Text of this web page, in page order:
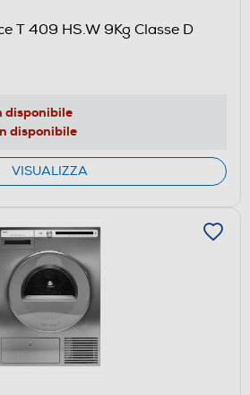
T 409 HS.W 9Kg Classe D
disponibile
disponibile
VISUALIZZA